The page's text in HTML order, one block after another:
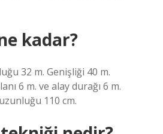
kadar?
32 m. Genişliği 40 m.
6 m. ve alay durağı 6 m.
110 cm.